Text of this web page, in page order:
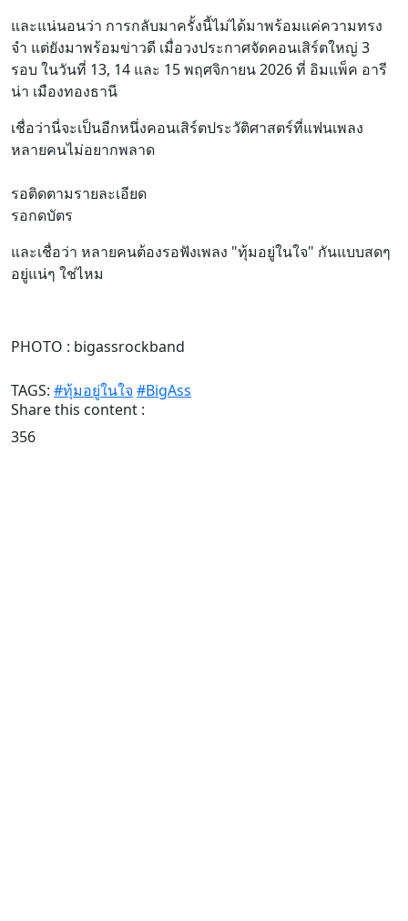
และแน่นอนว่า การกลับมาครั้งนี้ไม่ได้มาพร้อมแค่ความทรง
จำ แต่ยังมาพร้อมข่าวดี เมื่อวงประกาศจัดคอนเสิร์ตใหญ่ 3
รอบ ในวันที่ 13, 14 และ 15 พฤศจิกายน 2026 ที่ อิมแพ็ค อารี
น่า เมืองทองธานี
เชื่อว่านี่จะเป็นอีกหนึ่งคอนเสิร์ตประวัติศาสตร์ที่แฟนเพลง
หลายคนไม่อยากพลาด
รอติดตามรายละเอียด
รอกดบัตร
และเชื่อว่า หลายคนต้องรอฟังเพลง "ทุ้มอยู่ในใจ" กันแบบสดๆ
อยู่แน่ๆ ใช่ไหม
PHOTO : bigassrockband
TAGS: #ทุ้มอยู่ในใจ #BigAss
Share this content :
356